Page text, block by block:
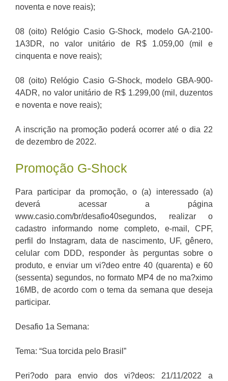
noventa e nove reais);
08 (oito) Relógio Casio G-Shock, modelo GA-2100-
1A3DR, no valor unitário de R$ 1.059,00 (mil e
cinquenta e nove reais);
08 (oito) Relógio Casio G-Shock, modelo GBA-900-
4ADR, no valor unitário de R$ 1.299,00 (mil, duzentos
e noventa e nove reais);
A inscrição na promoção poderá ocorrer até o dia 22
de dezembro de 2022.
Promoção G-Shock
Para participar da promoção, o (a) interessado (a)
deverá acessar a página
www.casio.com/br/desafio40segundos, realizar o
cadastro informando nome completo, e-mail, CPF,
perfil do Instagram, data de nascimento, UF, gênero,
celular com DDD, responder às perguntas sobre o
produto, e enviar um vi?deo entre 40 (quarenta) e 60
(sessenta) segundos, no formato MP4 de no ma?ximo
16MB, de acordo com o tema da semana que deseja
participar.
Desafio 1a Semana:
Tema: “Sua torcida pelo Brasil”
Peri?odo para envio dos vi?deos: 21/11/2022 a